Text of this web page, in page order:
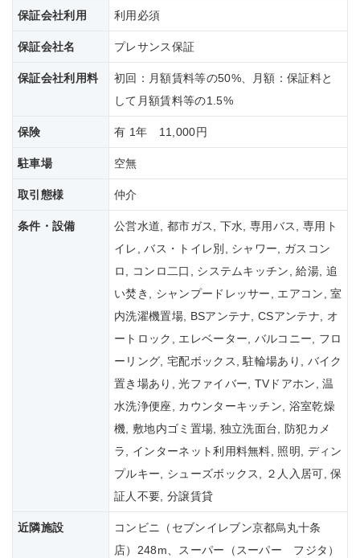
保証会社利用 利用必須
保証会社名 プレサンス保証
保証会社利用料
初回：月額賃料等の50%、月額：保証料と
して月額賃料等の1.5%
保険 有 1年 11,000円
駐車場 空無
取引態様 仲介
条件・設備
公営水道, 都市ガス, 下水, 専用バス, 専用ト
イレ, バス・トイレ別, シャワー, ガスコン
ロ, コンロ二口, システムキッチン, 給湯, 追
い焚き, シャンプードレッサー, エアコン, 室
内洗濯機置場, BSアンテナ, CSアンテナ, オ
ートロック, エレベーター, バルコニー, フロ
ーリング, 宅配ボックス, 駐輪場あり, バイク
置き場あり, 光ファイバー, TVドアホン, 温
水洗浄便座, カウンターキッチン, 浴室乾燥
機, 敷地内ゴミ置場, 独立洗面台, 防犯カメ
ラ, インターネット利用料無料, 照明, ディン
プルキー, シューズボックス, ２人入居可, 保
証人不要, 分譲賃貸
近隣施設
コンビニ（セブンイレブン京都烏丸十条
店）248m、スーパー（スーパー フジタ）